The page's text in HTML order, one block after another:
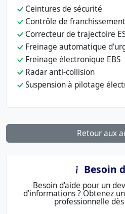
Ceintures de sécurité
Contrôle de
Correcteur de trajectoire
Freinage automatique
Freinage électronique EBS
Radar anti-collision
Suspension à pilotage
Retour aux
Besoin
Besoin d'aide pour un
d'informations ? Obtenez
professionnelle